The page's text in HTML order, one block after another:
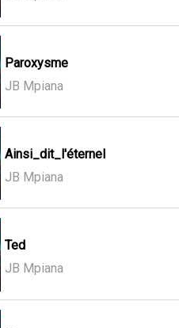
Paroxysme
JB Mpiana
Ainsi_dit_l'éternel
JB Mpiana
Ted
JB Mpiana